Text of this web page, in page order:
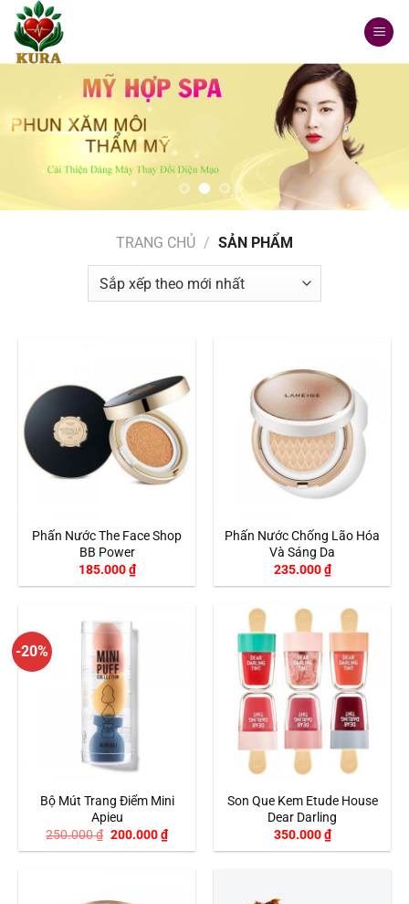
Chuyển
đến
nội
TRANG CHỦ / SẢN PHẨM
Phấn Nước The Face Shop
BB Power
185.000₫
Phấn Nước Chống Lão Hóa
Và Sáng Da
235.000₫
-20%
Bộ Mút Trang Điểm Mini
Apieu
250.000₫ Giá
gốc
200.000₫Giá
hiện
Son Que Kem Etude House
Dear Darling
350.000₫